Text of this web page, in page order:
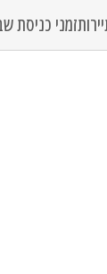
זמני כניסת